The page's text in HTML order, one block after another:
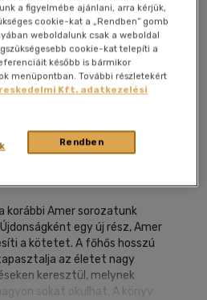
Megosztom
/ puha kötés|440 oldal
korábbi Amer sorozatunk
egy új rész, Amer
a kötetet. A főhős hosszú
az életet nagy
keresztül, melynek
sokat okulhat. A könyv
a figyelmébe ajánlani, arra kérjük,
cookie-kat a „Rendben” gomb
weboldalunk csak a weboldal
cookie-kat telepíti a
később is bármikor
menüpontban. További részletekért
Kft. adatkezelési
Rendben